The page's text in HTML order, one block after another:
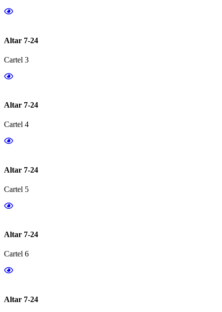
Altar 7-24
Cartel 3
Altar 7-24
Cartel 4
Altar 7-24
Cartel 5
Altar 7-24
Cartel 6
Altar 7-24